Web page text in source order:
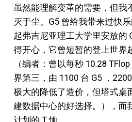
虽然能理解变革的需要，但我
灭于尘。G5 曾给我带来过快
起弗吉尼亚理工大学里安放的
得开心，它曾短暂的登上世界
（编者：曾以每秒 10.28
界第三，由 1100 台 G5 ，
极大的降低了造价，但塔式桌
建数据中心的好选择。），而
计划的 T 恤。